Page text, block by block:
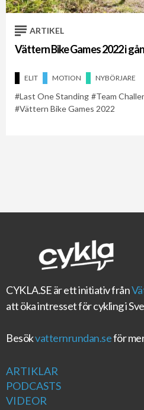
ARTIKEL
Vättern Bike Games 2022 i
ELIT MOTION NYBÖRJARE
Last One Standing
Team
Vättern Bike Games 2022
CYKLA.SEär ett initiativ från
att öka intresset för cykling i
Besökvatternrundan.seför
ARTIKLAR
PODCASTS
VIDEOR